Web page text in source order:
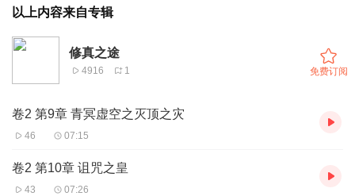
以上内容来自专辑
修真之途
4916 1 免费订阅
卷2 第9章 青冥虚空之灭顶之灾
46 07:15
卷2 第10章 诅咒之皇
43 07:26